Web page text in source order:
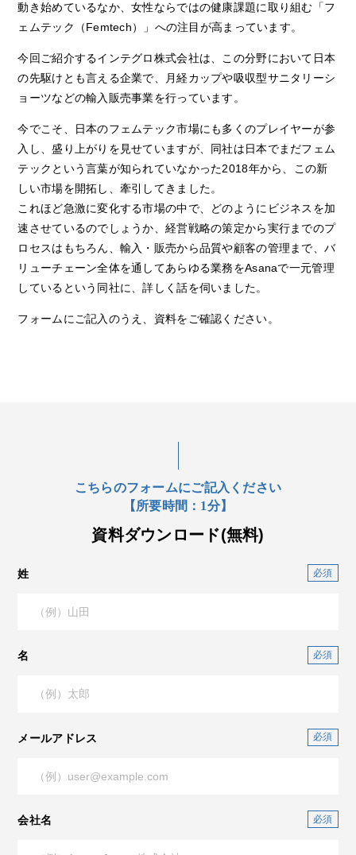
動き始めているなか、女性ならではの健康課題に取り組む「フ
ェムテック（Femtech）」への注目が高まっています。
今回ご紹介するインテグロ株式会社は、この分野において日本
の先駆けとも言える企業で、月経カップや吸収型サニタリーシ
ョーツなどの輸入販売事業を行っています。
今でこそ、日本のフェムテック市場にも多くのプレイヤーが参
入し、盛り上がりを見せていますが、同社は日本でまだフェム
テックという言葉が知られていなかった2018年から、この新
しい市場を開拓し、牽引してきました。
これほど急激に変化する市場の中で、どのようにビジネスを加
速させているのでしょうか、経営戦略の策定から実行までのプ
ロセスはもちろん、輸入・販売から品質や顧客の管理まで、バ
リューチェーン全体を通してあらゆる業務をAsanaで一元管理
しているという同社に、詳しく話を伺いました。
フォームにご記入のうえ、資料をご確認ください。
こちらのフォームにご記入ください
【所要時間：1分】
資料ダウンロード(無料)
姓
名
メールアドレス
会社名